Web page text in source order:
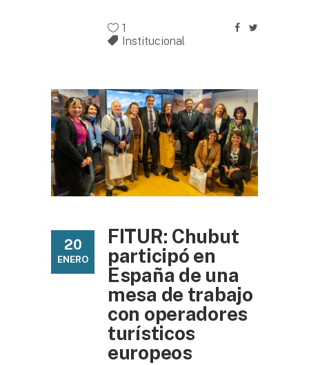
1
Institucional
20
ENERO
FITUR: Chubut
participó en
España de una
mesa de trabajo
con operadores
turísticos
europeos